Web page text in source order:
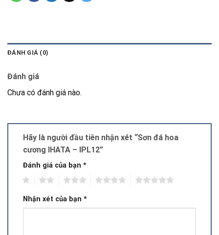
ĐÁNH GIÁ (0)
Đánh giá
Chưa có đánh giá nào.
Hãy là người đầu tiên nhận xét “Sơn đá hoa
cương IHATA – IPL12”
Đánh giá của bạn *
Nhận xét của bạn *